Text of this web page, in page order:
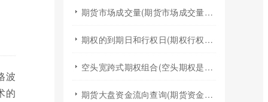
波
的
期货市场成交量(期货市场成交量萎缩)
期权的到期日和行权日(期权行权日到期虚值期权都将清零)
空头宽跨式期权组合(空头期权是什么意思)
期货大盘资金流向查询(期货资金流向查询)